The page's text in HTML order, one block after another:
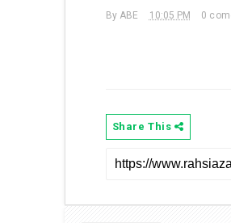
By ABE 10:05 PM 0
Share This